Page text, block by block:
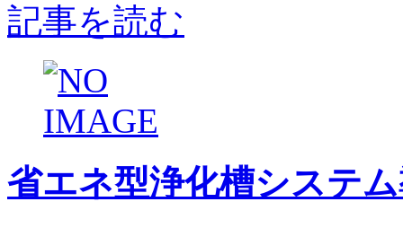
記事を読む
省エネ型浄化槽システ